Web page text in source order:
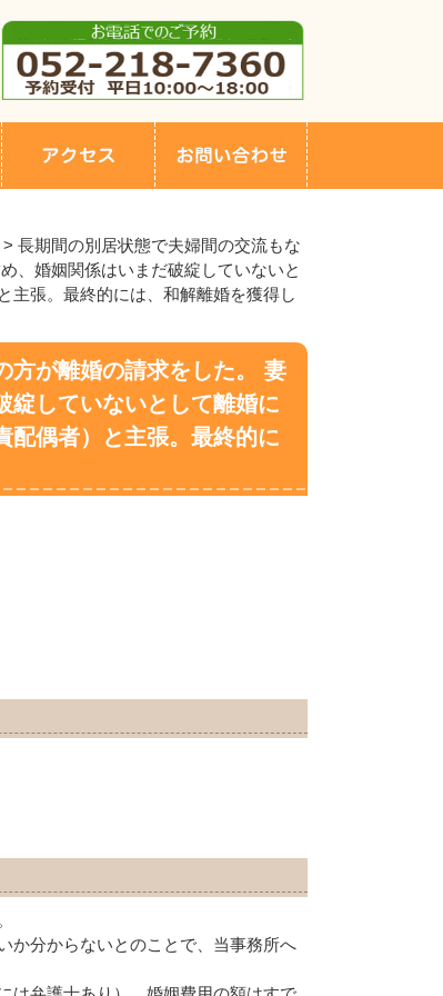
> 長期間の別居状態で夫婦間の交流もな
、婚姻関係はいまだ破綻していないと
主張。最終的には、和解離婚を獲得し
方が離婚の請求をした。 妻
綻していないとして離婚に
配偶者）と主張。最終的に
か分からないとのことで、当事務所へ